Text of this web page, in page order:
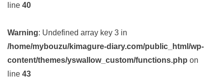
line 40
Warning: Undefined array key 3 in
/home/mybouzu/kimagure-diary.com/public_html/wp-
content/themes/yswallow_custom/functions.php on
line 43